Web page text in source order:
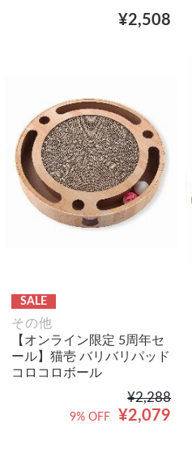
¥2,508
SALE
その他
【オンライン限定 5周年セ
ール】猫壱 バリバリパッド
コロコロボール
¥2,288
¥2,079
9% OFF